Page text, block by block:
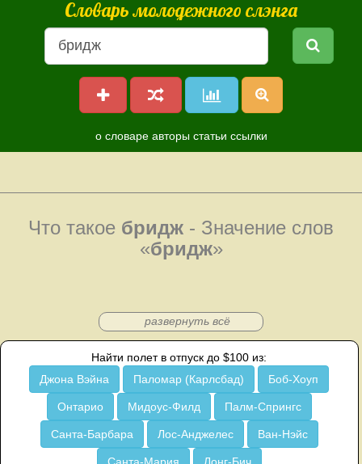
Словарь молодежного слэнга
о словаре авторы статьи ссылки
Что такое бридж - Значение слов
«бридж»
развернуть всё
Найти полет в отпуск до $100 из:
Джона Вэйна
Паломар (Карлсбад) Боб-Хоуп
Онтарио Мидоус-Филд Палм-Спрингс
Санта-Барбара Лос-Анджелес Ван-Нэйс